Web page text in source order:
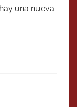
una nueva